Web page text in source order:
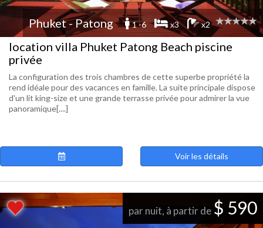
Phuket - Patong 1 -6 x3 x2
location villa Phuket Patong Beach piscine
privée
La configuration des trois chambres de cette superbe propriété la
rend idéale pour des vacances en famille. La suite principale dispose
d'un lit king-size et une grande terrasse privée pour admirer la vue
panoramique[....]
Voir les détails
par nuit, à partir de $ 590